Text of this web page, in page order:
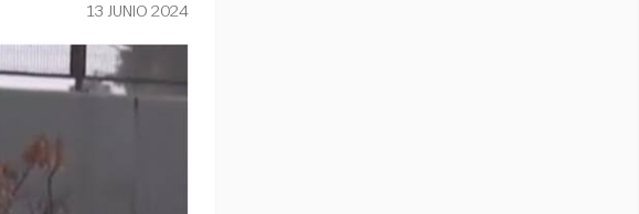
13 JUNIO 2024